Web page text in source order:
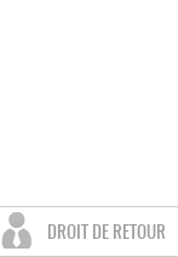
DROIT DE RETOUR